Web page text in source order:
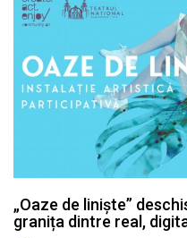
„Oaze de liniște”
granița dintre real,